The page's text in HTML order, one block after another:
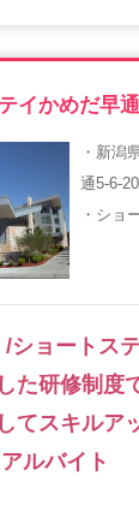
イかめだ早
・新潟
通5-6-20
・ショ
/ショートス
た研修制度
てスキルア
ルバイト